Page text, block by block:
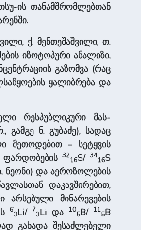
ის თანამშრომლებთან
ქ. მენთეშაშვილი, თ.
იზოტოპური ანალიზი,
გაზომვა (რაც
ყალიბრება და
რესპუბლიკური მას-
ნ. გუბაძე), სადაც
მეთოდებით – სეტყვის
ფარდობების 32
16S/ 34
16S
ნეონი) და აეროზოლების
დაკავშირებით;
არსებული მინარევების
6
3Li/ 7
3Li და 10
5B/ 11
5B
გახადა შესაძლებელი